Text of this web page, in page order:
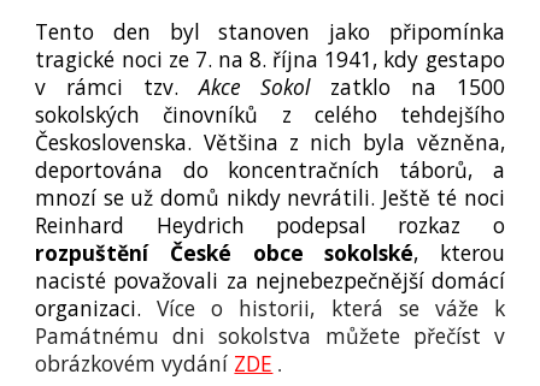
Tento den byl stanoven jako připomínka
tragické noci ze 7. na 8. října 1941, kdy gestapo
v rámci tzv.Akce Sokolzatklo na 1500
sokolských činovníků z celého tehdejšího
Československa. Většina z nich byla vězněna,
deportována do koncentračních táborů, a
mnozí se už domů nikdy nevrátili. Ještě té noci
Reinhard Heydrich podepsal rozkaz o
rozpuštění České obce sokolské, kterou
nacisté považovali za nejnebezpečnější domácí
organizaci.Více o historii, která se váže k
Památnému dni sokolstva můžete přečíst v
obrázkovém vydání ZDE .